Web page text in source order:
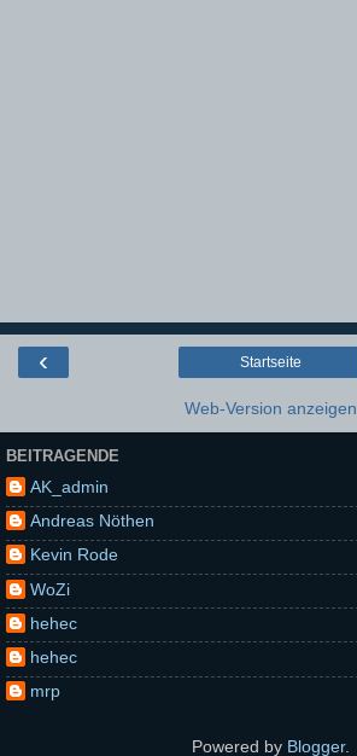
‹ Startseite
Web-Version anzeigen
BEITRAGENDE
AK_admin
Andreas Nöthen
Kevin Rode
WoZi
hehec
hehec
mrp
Powered by Blogger.